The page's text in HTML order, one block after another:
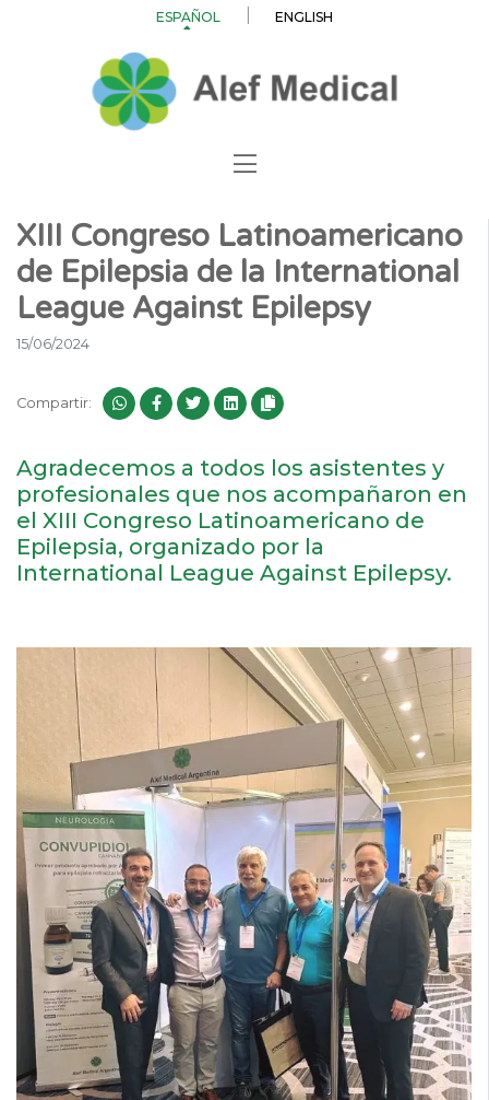
ESPAÑOL ENGLISH
XIII Congreso Latinoamericano
de Epilepsia de la International
League Against Epilepsy
15/06/2024
Compartir:
Agradecemos a todos los asistentes y
profesionales que nos acompañaron en
el XIII Congreso Latinoamericano de
Epilepsia, organizado por la
International League Against Epilepsy.